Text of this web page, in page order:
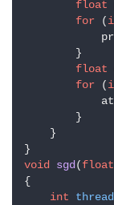
float
for (
        }
float
for (
        }
    }
void
sgd (float
{
int